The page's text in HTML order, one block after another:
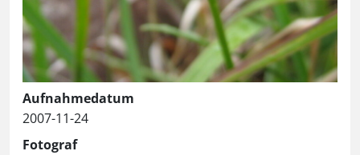
Aufnahmedatum
2007-11-24
Fotograf